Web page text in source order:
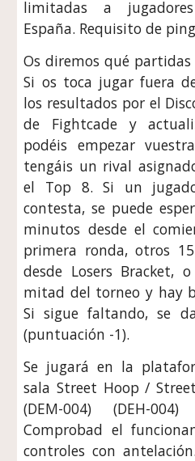
limitadas a
España. Requisito de
Os diremos qué
Si os toca jugar fuera
los resultados por el
de Fightcade y
podéis empezar
tengáis un rival
el Top 8. Si un
contesta, se puede
minutos desde el
primera ronda, otros
desde Losers Bracket,
mitad del torneo y hay
Si sigue faltando, se
(puntuación -1).
Se jugará en la
salaStreet Hoop /
(DEM-004) (DEH-
Comprobad el
controles con antelación.